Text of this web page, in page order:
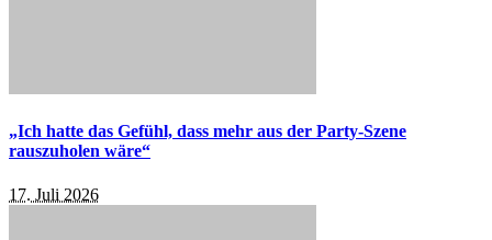
„Ich hatte das Gefühl, dass mehr aus der Party-Szene
rauszuholen wäre“
17. Juli 2026